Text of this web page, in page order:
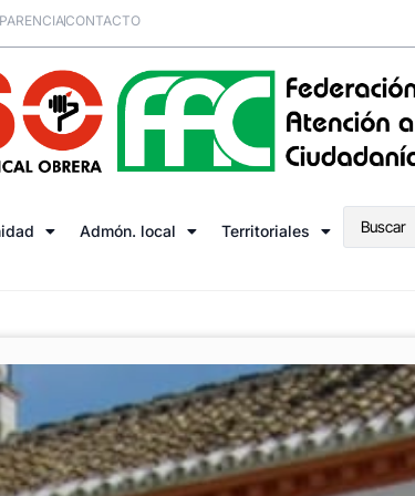
CONTACTO
Admón. local Territoriales